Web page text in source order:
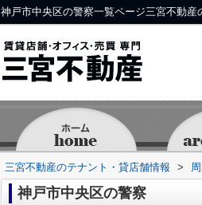
神戸市中央区の警察一覧ページ三宮不動産
三宮不動産のテナント・貸店舗情報 >
神戸市中央区の警察